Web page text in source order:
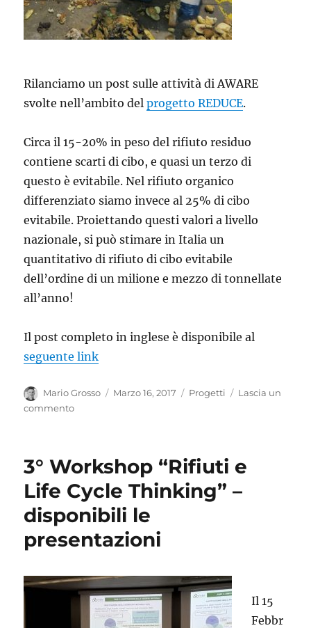
Rilanciamo un post sulle attività di AWARE
svolte nell’ambito delprogetto REDUCE.
Circa il 15-20% in peso del rifiuto residuo
contiene scarti di cibo, e quasi un terzo di
questo è evitabile. Nel rifiuto organico
differenziato siamo invece al 25% di cibo
evitabile. Proiettando questi valori a livello
nazionale, si può stimare in Italia un
quantitativo di rifiuto di cibo evitabile
dell’ordine di un milione e mezzo di tonnellate
all’anno!
Il post completo in inglese è disponibile al
seguente link
Autore
Mario Grosso
Pubblicato
Marzo 16, 2017 Categorie
Progetti
Lascia un
commentosu
put
hands
in!
3° Workshop “Rifiuti e
Life Cycle Thinking” –
disponibili le
presentazioni
Il 15
Febbr